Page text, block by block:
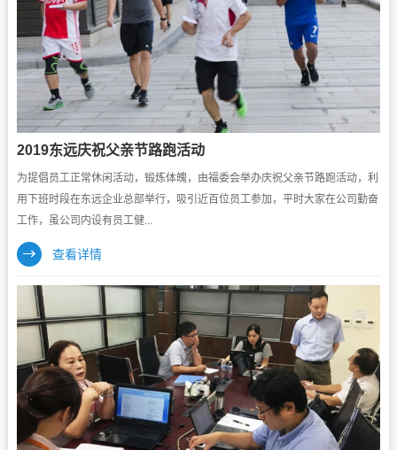
2019东远庆祝父亲节路跑活动
为提倡员工正常休闲活动，锻炼体魄，由福委会举办庆祝父亲节路跑活动，利
用下班时段在东远企业总部举行，吸引近百位员工参加，平时大家在公司勤奋
工作，虽公司内设有员工健...
查看详情